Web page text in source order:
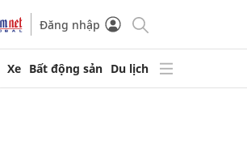
Đăng nhập
Xe Bất động sản Du lịch